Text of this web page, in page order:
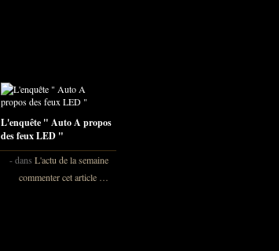
L'enquête " Auto A propos
des feux LED "
-dans L'actu de la semaine
commenter cet article